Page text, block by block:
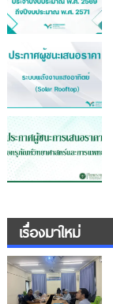
เรื่องมาใหม่